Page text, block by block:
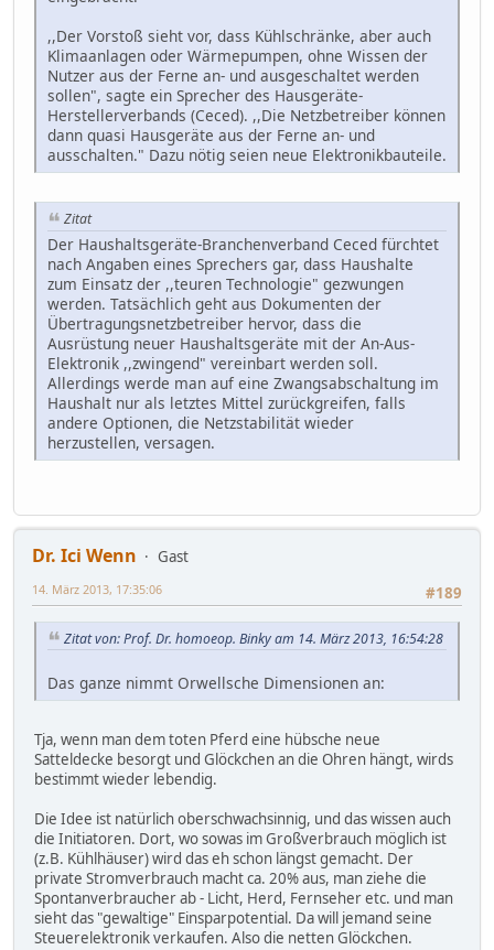
,,Der Vorstoß sieht vor, dass Kühlschränke, aber auch
Klimaanlagen oder Wärmepumpen, ohne Wissen der
Nutzer aus der Ferne an- und ausgeschaltet werden
sollen", sagte ein Sprecher des Hausgeräte-
Herstellerverbands (Ceced). ,,Die Netzbetreiber können
dann quasi Hausgeräte aus der Ferne an- und
ausschalten." Dazu nötig seien neue Elektronikbauteile.
Zitat
Der Haushaltsgeräte-Branchenverband Ceced fürchtet
nach Angaben eines Sprechers gar, dass Haushalte
zum Einsatz der ,,teuren Technologie" gezwungen
werden. Tatsächlich geht aus Dokumenten der
Übertragungsnetzbetreiber hervor, dass die
Ausrüstung neuer Haushaltsgeräte mit der An-Aus-
Elektronik ,,zwingend" vereinbart werden soll.
Allerdings werde man auf eine Zwangsabschaltung im
Haushalt nur als letztes Mittel zurückgreifen, falls
andere Optionen, die Netzstabilität wieder
herzustellen, versagen.
Dr. Ici Wenn
Gast
#189
14. März 2013, 17:35:06
Zitat von: Prof. Dr. homoeop. Binky am 14. März 2013, 16:54:28
Das ganze nimmt Orwellsche Dimensionen an:
Tja, wenn man dem toten Pferd eine hübsche neue
Satteldecke besorgt und Glöckchen an die Ohren hängt, wirds
bestimmt wieder lebendig.
Die Idee ist natürlich oberschwachsinnig, und das wissen auch
die Initiatoren. Dort, wo sowas im Großverbrauch möglich ist
(z.B. Kühlhäuser) wird das eh schon längst gemacht. Der
private Stromverbrauch macht ca. 20% aus, man ziehe die
Spontanverbraucher ab - Licht, Herd, Fernseher etc. und man
sieht das "gewaltige" Einsparpotential. Da will jemand seine
Steuerelektronik verkaufen. Also die netten Glöckchen.